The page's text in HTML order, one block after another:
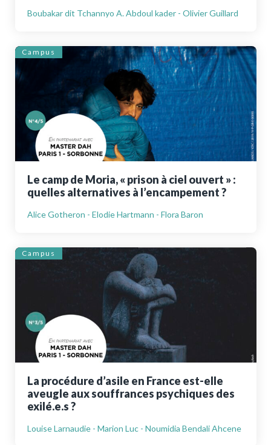
Boubakar dit Tchannyo A. Abdoul kader - Olivier Guillard
Campus
Le camp de Moria, « prison à ciel ouvert » :
quelles alternatives à l’encampement ?
Alice Gotheron - Elodie Hartmann - Flora Baron
Campus
La procédure d’asile en France est-elle
aveugle aux souffrances psychiques des
exilé.e.s ?
Louise Larnaudie - Marion Luc - Noumidia Bendali Ahcene